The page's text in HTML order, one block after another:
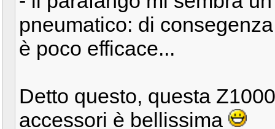
pneumatico: di
è poco efficace...
Detto questo, questa
accessori è bellissima